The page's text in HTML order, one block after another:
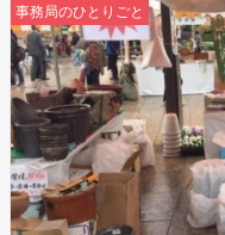
事務局のひとりごと